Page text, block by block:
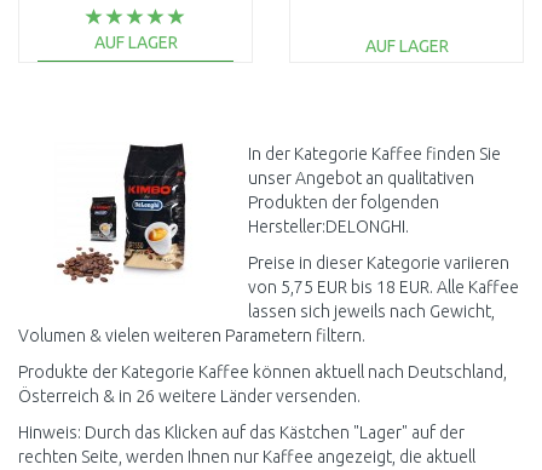
AUF LAGER
Vergleichen
AUF LAGER
Vergleichen
In der Kategorie Kaffee finden Sie
unser Angebot an qualitativen
Produkten der folgenden
Hersteller:DELONGHI.
Preise in dieser Kategorie variieren
von 5,75 EUR bis 18 EUR. Alle Kaffee
lassen sich jeweils nach Gewicht,
Volumen & vielen weiteren Parametern filtern.
Produkte der Kategorie Kaffee können aktuell nach Deutschland,
Österreich & in 26 weitere Länder versenden.
Hinweis: Durch das Klicken auf das Kästchen "Lager" auf der
rechten Seite, werden Ihnen nur Kaffee angezeigt, die aktuell